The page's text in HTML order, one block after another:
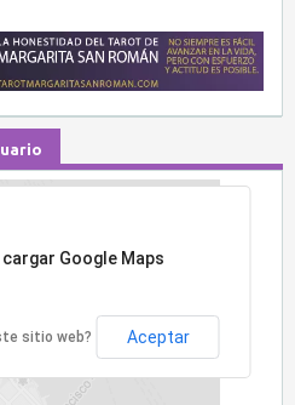
no ha sido encontrada.
Google Maps
sitio web? Aceptar